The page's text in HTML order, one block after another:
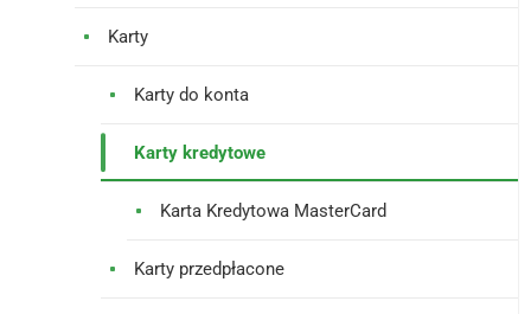
Karty
Karty do konta
Karty kredytowe
Karta Kredytowa MasterCard
Karty przedpłacone